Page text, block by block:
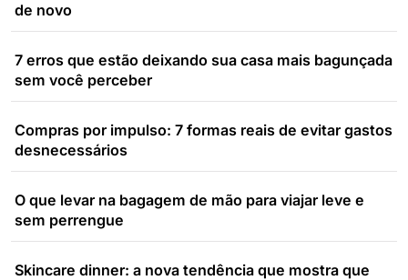
de novo
7 erros que estão deixando sua casa mais bagunçada
sem você perceber
Compras por impulso: 7 formas reais de evitar gastos
desnecessários
O que levar na bagagem de mão para viajar leve e
sem perrengue
Skincare dinner: a nova tendência que mostra que